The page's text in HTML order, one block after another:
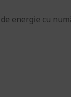
energie cu